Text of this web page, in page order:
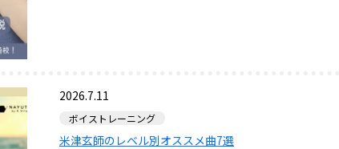
2026.7.11
ボイストレーニング
米津玄師のレベル別オススメ曲7選